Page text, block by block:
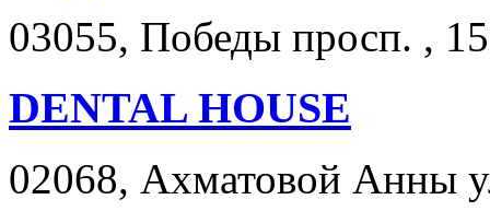
03055, Победы просп. ,
DENTAL HOUSE
02068, Ахматовой Анны